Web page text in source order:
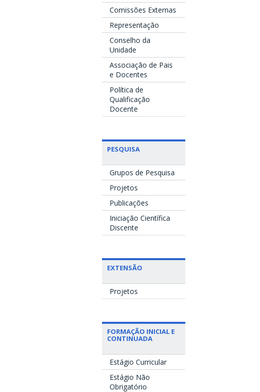
Comissões Externas
Representação
Conselho da
Unidade
Associação de Pais
e Docentes
Política de
Qualificação
Docente
PESQUISA
Grupos de Pesquisa
Projetos
Publicações
Iniciação Científica
Discente
EXTENSÃO
Projetos
FORMAÇÃO INICIAL E
CONTINUADA
Estágio Curricular
Estágio Não
Obrigatório